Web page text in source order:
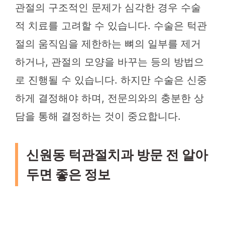
관절의 구조적인 문제가 심각한 경우 수술
적 치료를 고려할 수 있습니다. 수술은 턱관
절의 움직임을 제한하는 뼈의 일부를 제거
하거나, 관절의 모양을 바꾸는 등의 방법으
로 진행될 수 있습니다. 하지만 수술은 신중
하게 결정해야 하며, 전문의와의 충분한 상
담을 통해 결정하는 것이 중요합니다.
신원동 턱관절치과 방문 전 알아
두면 좋은 정보